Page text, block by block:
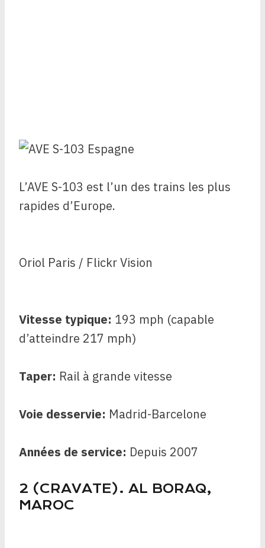
L’AVE S-103 est l’un des trains les plus
rapides d’Europe.
Oriol Paris / Flickr Vision
Vitesse typique: 193 mph (capable
d’atteindre 217 mph)
Taper: Rail à grande vitesse
Voie desservie: Madrid-Barcelone
Années de service: Depuis 2007
2 (CRAVATE). AL BORAQ,
MAROC